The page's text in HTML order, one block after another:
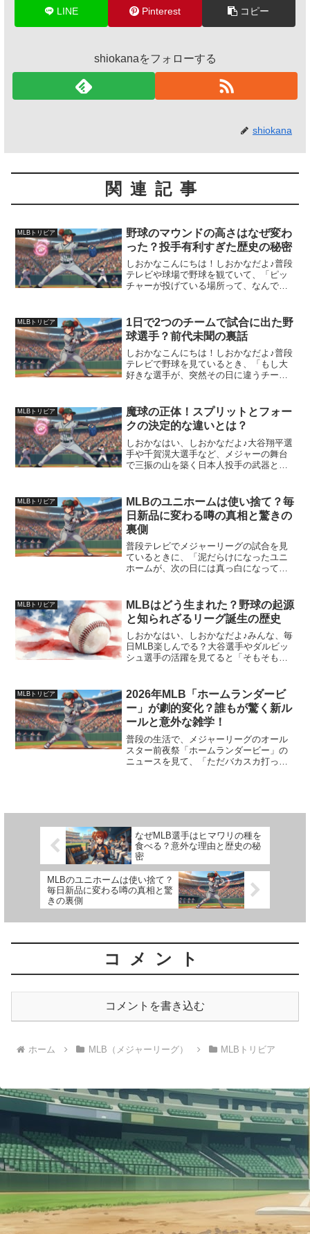
LINE Pinterest コピー
shiokanaをフォローする
shiokana
関連記事
MLBトリビア
野球のマウンドの高さはなぜ変わ
った？投手有利すぎた歴史の秘密
しおかなこんにちは！しおかなだよ♪普段
テレビや球場で野球を観ていて、「ピッ
チャーが投げている場所って、なんで周
はこれ、調べてみるとただの飾りじゃな
くて、メジャーリーグ（...
MLBトリビア
1日で2つのチームで試合に出た野
球選手？前代未聞の裏話
しおかなこんにちは！しおかなだよ♪普段
テレビで野球を見ているとき、「もし大
好きな選手が、突然その日に違うチーム
ジャーリーグの長い歴史の中で、本当に
「1日のうちに、2つの...
MLBトリビア
魔球の正体！スプリットとフォー
クの決定的な違いとは？
しおかなはい、しおかなだよ♪大谷翔平選
手や千賀滉大選手など、メジャーの舞台
で三振の山を築く日本人投手の武器とい
て「スプリット」と「フォーク」って何
が違うんだろう？って疑...
MLBトリビア
MLBのユニホームは使い捨て？毎
日新品に変わる噂の真相と驚きの
裏側
普段テレビでメジャーリーグの試合を見
ているときに、「泥だらけになったユニ
ホームが、次の日には真っ白になってい
たくなる「MLBユニホームの超ハイレベ
ルな洗濯事情」について、分かりやすく
サクッと解説するよ。一緒に「へ
ぇ〜！」ってスッキリしちゃおう！
MLBトリビア
MLBはどう生まれた？野球の起源
と知られざるリーグ誕生の歴史
しおかなはい、しおかなだよ♪みんな、毎
日MLB楽しんでる？大谷選手やダルビッ
シュ選手の活躍を見てると「そもそもこ
と、今のプレーがもっと深く見えてくる
んだよ。今日は、19世紀...
MLBトリビア
2026年MLB「ホームランダービ
ー」が劇的変化？誰もが驚く新ル
ールと意外な雑学！
普段の生活で、メジャーリーグのオール
スター前夜祭「ホームランダービー」の
ニュースを見て、「ただバカスカ打って
なぜMLB選手はヒマワリの種を
食べる？意外な理由と歴史の秘
密
MLBのユニホームは使い捨て？
毎日新品に変わる噂の真相と驚
きの裏側
コメント
コメントを書き込む
ホーム MLB（メジャーリーグ） MLBトリビア